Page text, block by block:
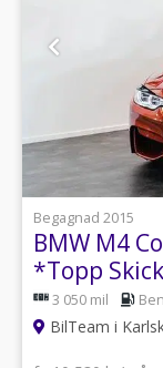
Begagnad 2015
BMW M4
*Topp
3 050 mil
BilTeam i